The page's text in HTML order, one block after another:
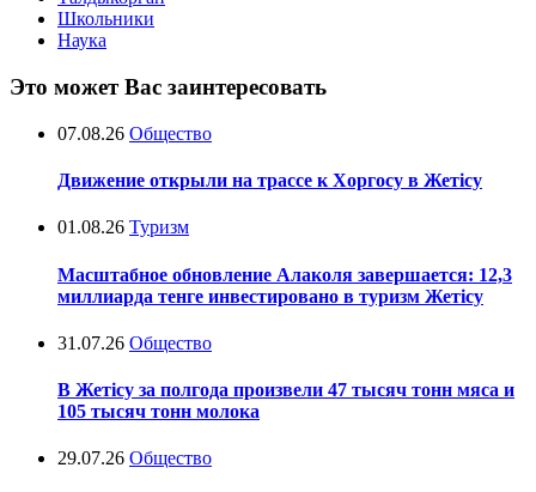
Школьники
Наука
Это может Вас заинтересовать
07.08.26 Общество
Движение открыли на трассе к Хоргосу в Жетісу
01.08.26 Туризм
Масштабное обновление Алаколя завершается: 12,3
миллиарда тенге инвестировано в туризм Жетісу
31.07.26 Общество
В Жетісу за полгода произвели 47 тысяч тонн мяса и
105 тысяч тонн молока
29.07.26 Общество